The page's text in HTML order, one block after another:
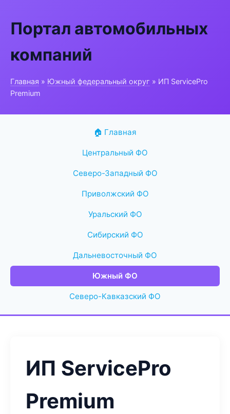
Портал автомобильных
компаний
Главная » Южный федеральный округ » ИП ServicePro
Premium
🏠 Главная
Центральный ФО
Северо-Западный ФО
Приволжский ФО
Уральский ФО
Сибирский ФО
Дальневосточный ФО
Южный ФО
Северо-Кавказский ФО
ИП ServicePro
Premium